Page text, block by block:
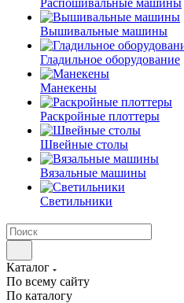
Распошивальные машины
Вышивальные машины
Гладильное оборудование
Манекены
Раскройные плоттеры
Швейные столы
Вязальные машины
Светильники
Каталог
По всему сайту
По каталогу